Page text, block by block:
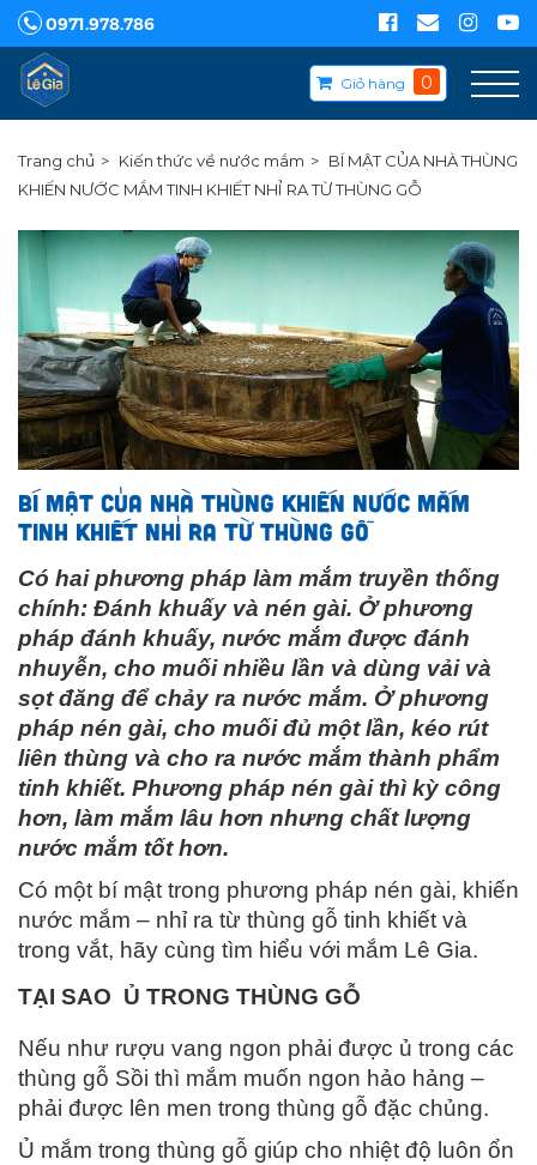
0971.978.786
Giỏ hàng 0
Trang chủ Kiến thức về nước mắm
BÍ MẬT CỦA NHÀ THÙNG
KHIẾN NƯỚC MẮM TINH KHIẾT NHỈ RA TỪ THÙNG GỖ
BÍ MẬT CỦA NHÀ THÙNG KHIẾN NƯỚC MẮM
TINH KHIẾT NHỈ RA TỪ THÙNG GỖ
Có hai phương pháp làm mắm truyền thống
chính: Đánh khuấy và nén gài. Ở phương
pháp đánh khuấy, nước mắm được đánh
nhuyễn, cho muối nhiều lần và dùng vải và
sọt đăng để chảy ra nước mắm. Ở phương
pháp nén gài, cho muối đủ một lần, kéo rút
liên thùng và cho ra nước mắm thành phẩm
tinh khiết. Phương pháp nén gài thì kỳ công
hơn, làm mắm lâu hơn nhưng chất lượng
nước mắm tốt hơn.
Có một bí mật trong phương pháp nén gài, khiến
nước mắm – nhỉ ra từ thùng gỗ tinh khiết và
trong vắt, hãy cùng tìm hiểu với mắm Lê Gia.
TẠI SAO Ủ TRONG THÙNG GỖ
Nếu như rượu vang ngon phải được ủ trong các
thùng gỗ Sồi thì mắm muốn ngon hảo hảng –
phải được lên men trong thùng gỗ đặc chủng.
Ủ mắm trong thùng gỗ giúp cho nhiệt độ luôn ổn